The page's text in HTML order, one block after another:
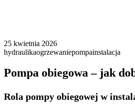
25 kwietnia 2026
hydraulikaogrzewaniepompainstalacja
Pompa obiegowa – jak
Rola pompy obiegowej w